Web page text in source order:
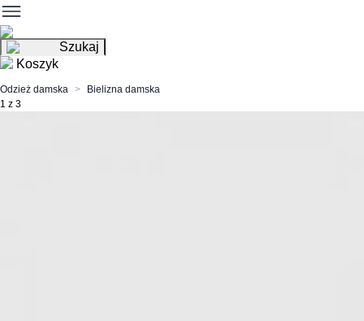
Szukaj
Koszyk
Odzież damska
Bielizna damska
1 z 3